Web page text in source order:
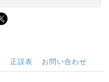
正誤表 お問い合わせ